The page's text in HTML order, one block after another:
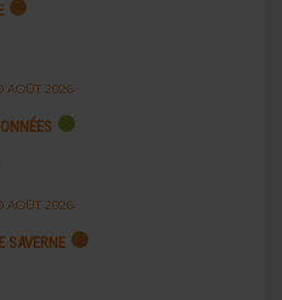
AOÛT 2026
AOÛT 2026
SAVERNE